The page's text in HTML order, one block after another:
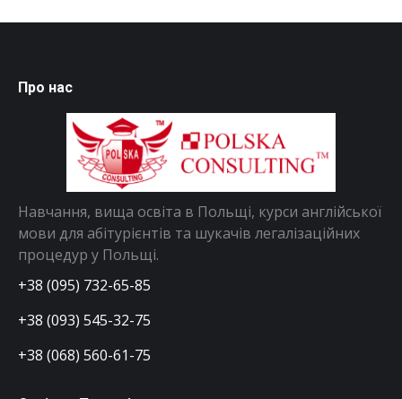
Про нас
Навчання, вища освіта в Польщі, курси англійської
мови для абітурієнтів та шукачів легалізаційних
процедур у Польщі.
+38 (095) 732-65-85
+38 (093) 545-32-75
+38 (068) 560-61-75